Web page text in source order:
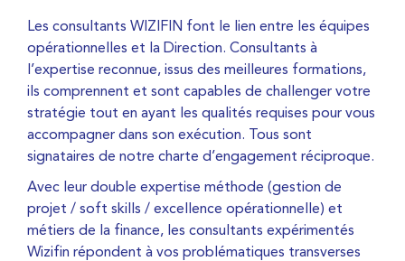
Les consultants WIZIFIN font le lien entre les équipes
opérationnelles et la Direction. Consultants à
l’expertise reconnue, issus des meilleures formations,
ils comprennent et sont capables de challenger votre
stratégie tout en ayant les qualités requises pour vous
accompagner dans son exécution. Tous sont
signataires de notre charte d’engagement réciproque.
Avec leur double expertise méthode (gestion de
projet / soft skills / excellence opérationnelle) et
métiers de la finance, les consultants expérimentés
Wizifin répondent à vos problématiques transverses